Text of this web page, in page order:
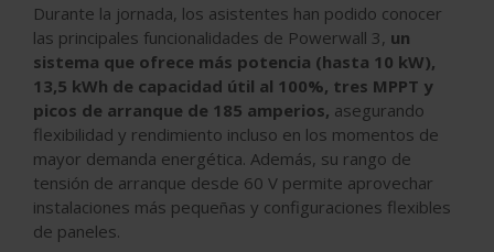
Durante la jornada, los asistentes han podido conocer
las principales funcionalidades de Powerwall 3, un
sistema que ofrece más potencia (hasta 10 kW),
13,5 kWh de capacidad útil al 100%, tres MPPT y
picos de arranque de 185 amperios, asegurando
flexibilidad y rendimiento incluso en los momentos de
mayor demanda energética. Además, su rango de
tensión de arranque desde 60 V permite aprovechar
instalaciones más pequeñas y configuraciones flexibles
de paneles.